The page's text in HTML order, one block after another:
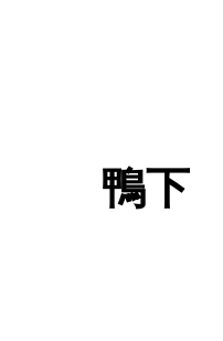
鴨下